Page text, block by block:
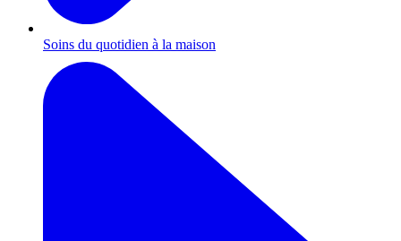
Soins du quotidien à la maison